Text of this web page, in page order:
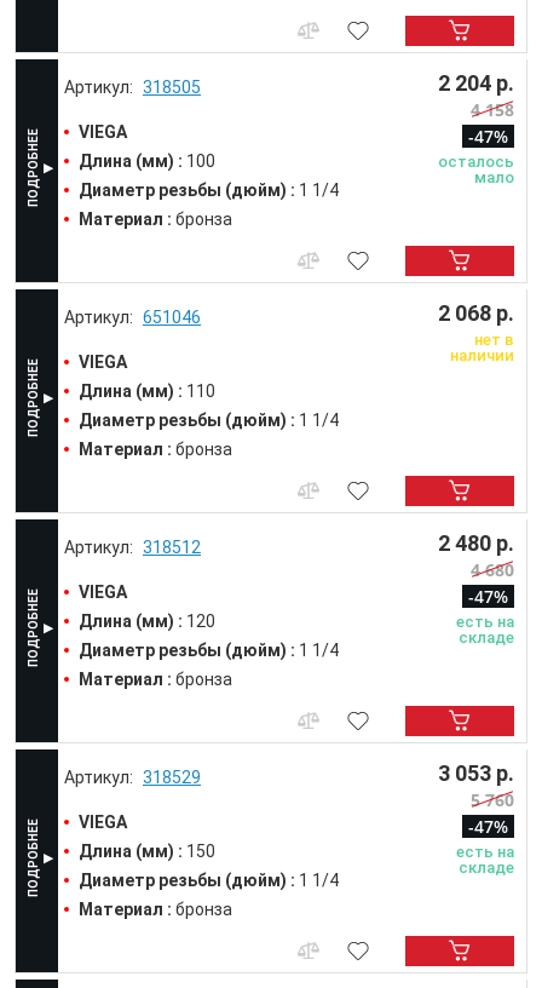
318505
VIEGA
Длина (мм) : 100
Диаметр резьбы (дюйм) : 1 1/4
Материал : бронза
2 204 р.
4 158
-47%
осталось
мало
651046
VIEGA
Длина (мм) : 110
Диаметр резьбы (дюйм) : 1 1/4
Материал : бронза
2 068 р.
нет в
наличии
318512
VIEGA
Длина (мм) : 120
Диаметр резьбы (дюйм) : 1 1/4
Материал : бронза
2 480 р.
4 680
-47%
есть на
складе
318529
VIEGA
Длина (мм) : 150
Диаметр резьбы (дюйм) : 1 1/4
Материал : бронза
3 053 р.
5 760
-47%
есть на
складе